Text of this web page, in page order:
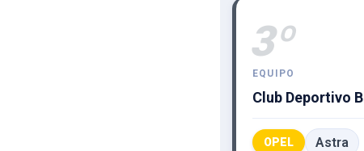
3º
EQUIPO
Club Deportivo
OPEL Astra